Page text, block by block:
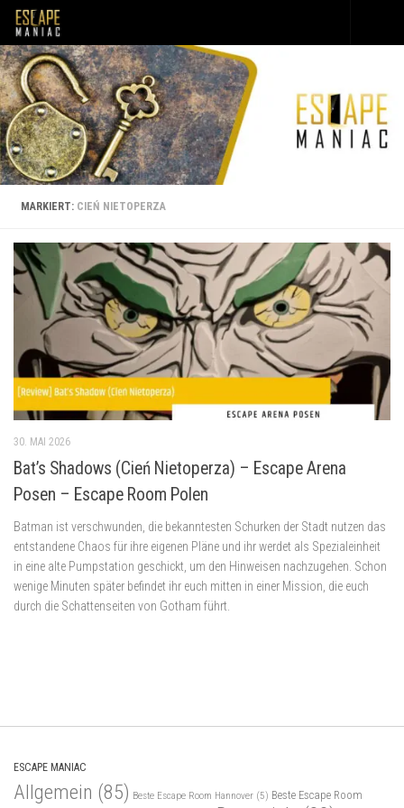
Unter dem Inhalt
MARKIERT: CIEŃ NIETOPERZA
30. MAI 2026
Bat’s Shadows (Cień Nietoperza) – Escape Arena
Posen – Escape Room Polen
Batman ist verschwunden, die bekanntesten Schurken der Stadt nutzen das
entstandene Chaos für ihre eigenen Pläne und ihr werdet als Spezialeinheit
in eine alte Pumpstation geschickt, um den Hinweisen nachzugehen. Schon
wenige Minuten später befindet ihr euch mitten in einer Mission, die euch
durch die Schattenseiten von Gotham führt.
ESCAPE MANIAC
Allgemein (85) Beste Escape Room Hannover (5) Beste Escape Room